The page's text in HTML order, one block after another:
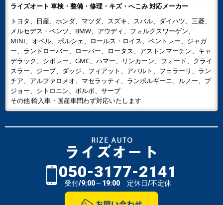
ライズオート 車検・整備・修理・キズ・へこみ 対応メーカー
トヨタ、日産、ホンダ、マツダ、スズキ、スバル、ダイハツ、三菱、
メルセデス・ベンツ、BMW、アウディ、フォルクスワーゲン、
MINI、オペル、ポルシェ、ロールス・ロイス、ベントレー、ジャガ
ー、ランドローバー、ローバー、ロータス、アストンマーチン、キャ
デラック、シボレー、GMC、ハマー、リンカーン、フォード、クライ
スラー、ジープ、ダッジ、フィアット、アバルト、フェラーリ、ラン
チア、アルファロメオ、マセラッティ、ランボルギーニ、ルノー、プ
ジョー、シトロエン、ボルボ、サーブ
その他 輸入車・国産車問わず対応いたします
050-3177-2141
受付/9:00～19:00 定休日/不定休